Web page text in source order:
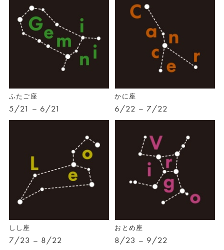
ふたご座
5/21 – 6/21
かに座
6/22 – 7/22
しし座
7/23 – 8/22
おとめ座
8/23 – 9/22